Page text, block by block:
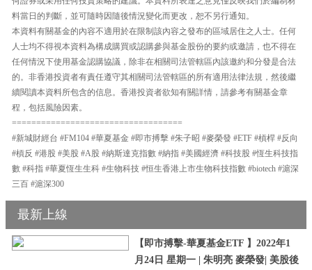
料當日的判斷，並可隨時因隨後情況變化而更改，恕不另行通知。
本資料有關基金的內容不適用於在限制該內容之發布的區域居住之人士。任何
人士均不得視本資料為構成購買或認購參與基金股份的要約或邀請，也不得在
任何情況下使用基金認購協議，除非在相關司法管轄區內該邀約和分發是合法
的。非香港投資者有責任遵守其相關司法管轄區的所有適用法律法規，然後繼
續閱讀本資料所包含的信息。香港投資者欲知有關詳情，請參考有關基金章
程，包括風險因素。
===================================
#新城財經台 #FM104 #華夏基金 #即市搏擊 #朱子昭 #麥榮發 #ETF #槓桿 #反向
#槓反 #港股 #美股 #A股 #納斯達克指數 #納指 #美國經濟 #科技股 #恆生科技指
數 #科指 #華夏恆生生科 #生物科技 #恒生香港上市生物科技指數 #biotech #滬深
三百 #滬深300
最新上線
【即市搏擊-華夏基金ETF 】2022年1
月24日 星期一 | 朱明亮 麥榮發| 美股後